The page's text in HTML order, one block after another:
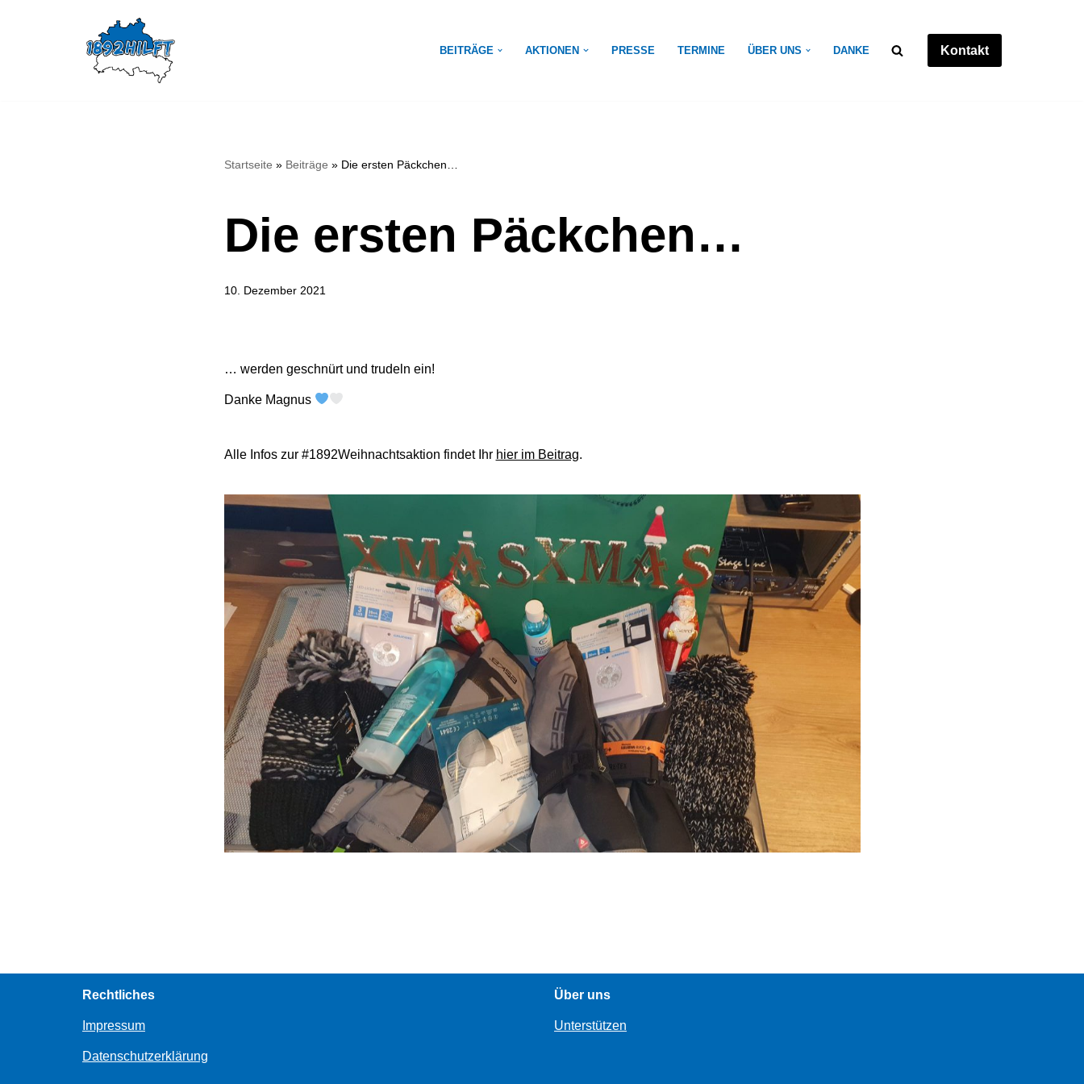
BEITRÄGE AKTIONEN PRESSE TERMINE ÜBER UNS DANKE Kontakt
Startseite » Beiträge » Die ersten Päckchen…
Die ersten Päckchen…
10. Dezember 2021
… werden geschnürt und trudeln ein!
Danke Magnus
Alle Infos zur #1892Weihnachtsaktion findet Ihr hier im Beitrag.
Rechtliches
Impressum
Datenschutzerklärung
Über uns
Unterstützen